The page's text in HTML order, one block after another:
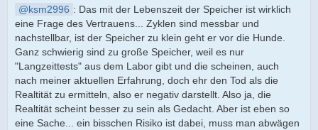
ksm2996 : Das mit der Lebenszeit der Speicher ist wirklich
eine Frage des Vertrauens... Zyklen sind messbar und
nachstellbar, ist der Speicher zu klein geht er vor die Hunde.
Ganz schwierig sind zu große Speicher, weil es nur
"Langzeittests" aus dem Labor gibt und die scheinen, auch
nach meiner aktuellen Erfahrung, doch ehr den Tod als die
Realtität zu ermitteln, also er negativ darstellt. Also ja, die
Realtität scheint besser zu sein als Gedacht. Aber ist eben so
eine Sache... ein bisschen Risiko ist dabei, muss man abwägen